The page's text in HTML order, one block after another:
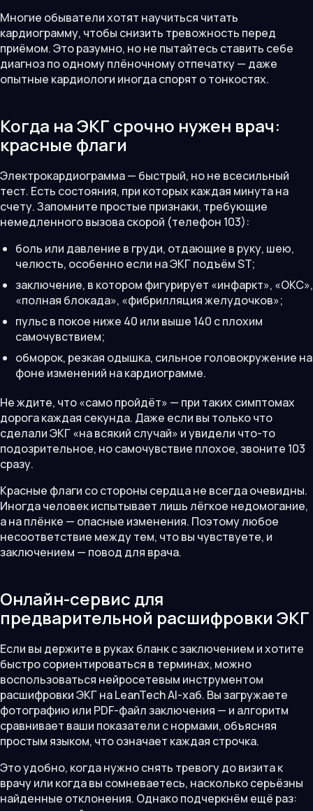
Многие обыватели хотят научиться читать
кардиограмму, чтобы снизить тревожность перед
приёмом. Это разумно, но не пытайтесь ставить себе
диагноз по одному плёночному отпечатку — даже
опытные кардиологи иногда спорят о тонкостях.
Когда на ЭКГ срочно нужен врач:
красные флаги
Электрокардиограмма — быстрый, но не всесильный
тест. Есть состояния, при которых каждая минута на
счету. Запомните простые признаки, требующие
немедленного вызова скорой (телефон 103):
боль или давление в груди, отдающие в руку, шею,
челюсть, особенно если на ЭКГ подъём ST;
заключение, в котором фигурирует «инфаркт», «ОКС»,
«полная блокада», «фибрилляция желудочков»;
пульс в покое ниже 40 или выше 140 с плохим
самочувствием;
обморок, резкая одышка, сильное головокружение на
фоне изменений на кардиограмме.
Не ждите, что «само пройдёт» — при таких симптомах
дорога каждая секунда. Даже если вы только что
сделали ЭКГ «на всякий случай» и увидели что-то
подозрительное, но самочувствие плохое, звоните 103
сразу.
Красные флаги со стороны сердца не всегда очевидны.
Иногда человек испытывает лишь лёгкое недомогание,
а на плёнке — опасные изменения. Поэтому любое
несоответствие между тем, что вы чувствуете, и
заключением — повод для врача.
Онлайн-сервис для
предварительной расшифровки ЭКГ
Если вы держите в руках бланк с заключением и хотите
быстро сориентироваться в терминах, можно
воспользоваться нейросетевым инструментом
расшифровки ЭКГ на LeanTech AI-хаб. Вы загружаете
фотографию или PDF-файл заключения — и алгоритм
сравнивает ваши показатели с нормами, объясняя
простым языком, что означает каждая строчка.
Это удобно, когда нужно снять тревогу до визита к
врачу или когда вы сомневаетесь, насколько серьёзны
найденные отклонения. Однако подчеркнём ещё раз: